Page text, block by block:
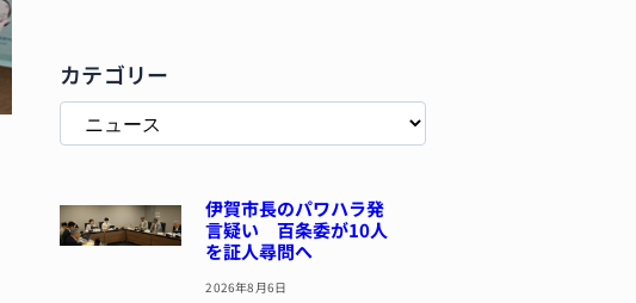
カテゴリー
伊賀市長のパワハラ発
言疑い 百条委が10人
を証人尋問へ
2026年8月6日